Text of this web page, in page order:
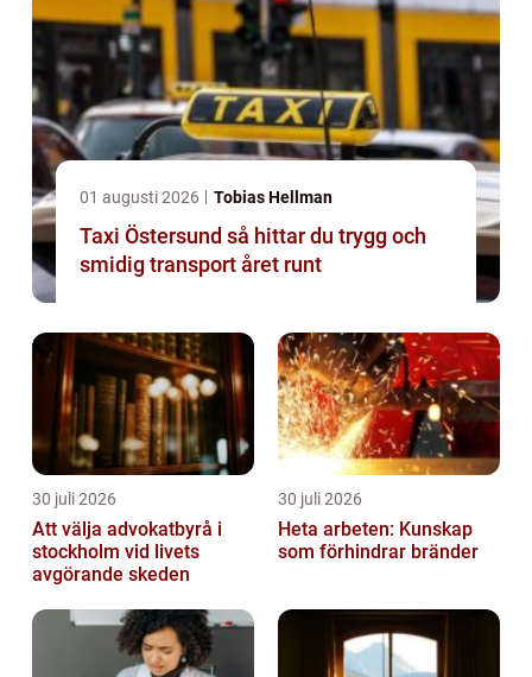
01 augusti 2026 Tobias Hellman
Taxi Östersund så hittar du trygg och
smidig transport året runt
30 juli 2026
Att välja advokatbyrå i
stockholm vid livets
avgörande skeden
30 juli 2026
Heta arbeten: Kunskap
som förhindrar bränder